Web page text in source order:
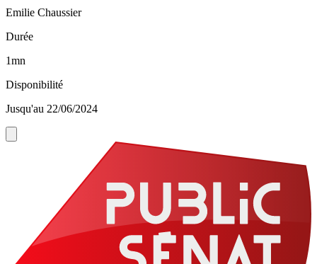
Emilie Chaussier
Durée
1mn
Disponibilité
Jusqu'au 22/06/2024